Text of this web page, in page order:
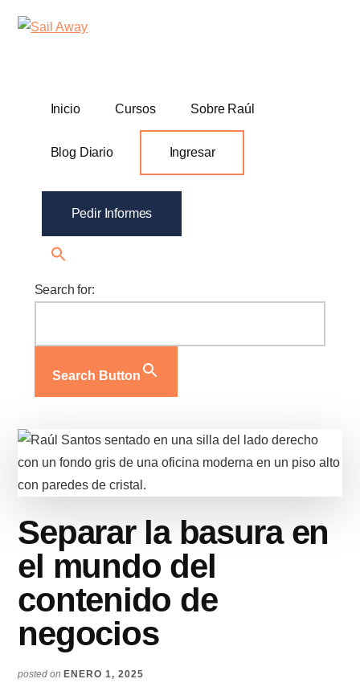
Additional
menu
Sail
Academia
Inicio
Cursos Sobre Raúl
Blog Diario Ingresar
Pedir Informes
Search for:
Search Button
Separar la basura en
el mundo del
contenido de
negocios
posted on ENERO 1, 2025